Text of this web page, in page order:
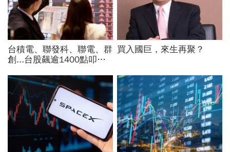
台積電、聯發科、聯電、群
創...台股飆逾1400點叩關
龍先挑2檔「便當股」
買入國巨，來生再聚？